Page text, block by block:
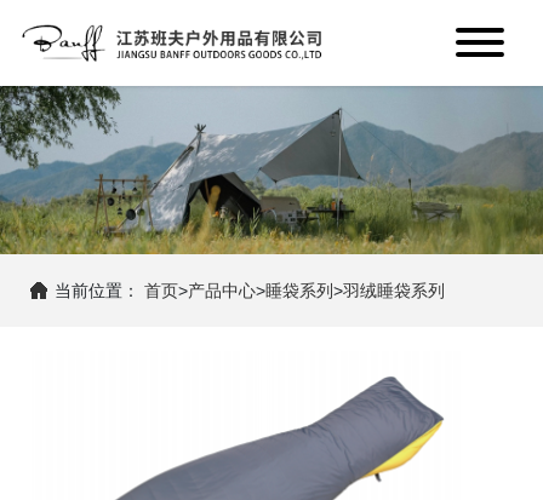
当前位置：首页>产品中心>睡袋系列>羽绒睡袋系列